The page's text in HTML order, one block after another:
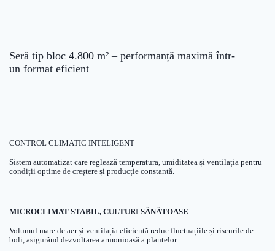
Seră tip bloc 4.800 m² – performanță maximă într-
un format eficient
CONTROL CLIMATIC INTELIGENT
Sistem automatizat care reglează temperatura, umiditatea și ventilația pentru
condiții optime de creștere și producție constantă.
MICROCLIMAT STABIL, CULTURI SĂNĂTOASE
Volumul mare de aer și ventilația eficientă reduc fluctuațiile și riscurile de
boli, asigurând dezvoltarea armonioasă a plantelor.